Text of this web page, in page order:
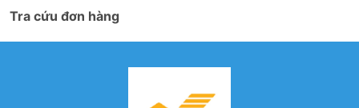
Tra cứu đơn hàng